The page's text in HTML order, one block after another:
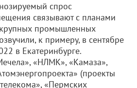
спрос
связывают с планами
крупных промышленных
к примеру, в сентябре
в Екатеринбурге.
«НЛМК», «Камаза»,
(проекты
«Пермских